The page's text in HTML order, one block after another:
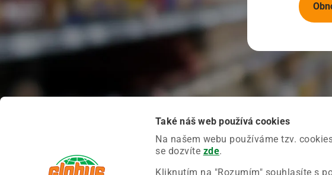
Také náš web používá cookies
Na našem webu používáme tzv.
se dozvíte zde.
Kliknutím na "Rozumím" souhlasíte s